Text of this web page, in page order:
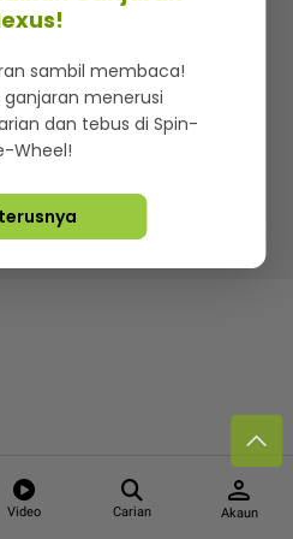
Video Carian
person
Akaun
SMG360
Dasar Privasi
hot, viral dan sensasi
Star Media Group Berhad
sambil membaca!
menerusi
dan tebus di Spin-
Wheel!